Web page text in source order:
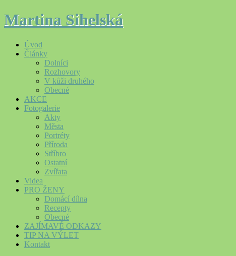
Martina Sihelská
Úvod
Články
Dolníci
Rozhovory
V kůži druhého
Obecné
AKCE
Fotogalerie
Akty
Města
Portréty
Příroda
Stříbro
Ostatní
Zvířata
Videa
PRO ŽENY
Domácí dílna
Recepty
Obecné
ZAJÍMAVÉ ODKAZY
TIP NA VÝLET
Kontakt